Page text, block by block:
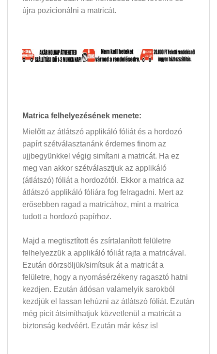
újra pozicionálni a matricát.
Matrica felhelyezésének menete:
Mielőtt az átlátszó applikáló fóliát és a hordozó
papírt szétválasztanánk érdemes finom az
ujjbegyünkkel végig simítani a matricát. Ha ez
meg van akkor szétválasztjuk az applikáló
(átlátszó) fóliát a hordozótól. Ekkor a matrica az
átlátszó applikáló fóliára fog felragadni. Mert az
erősebben ragad a matricához, mint a matrica
tudott a hordozó papírhoz.
Majd a megtisztított és zsírtalanított felületre
felhelyezzük a applikáló fóliát rajta a matricával.
Ezután dörzsöljük/simítsuk át a matricát a
felületre, hogy a nyomásérzékeny ragasztó hatni
kezdjen. Ezután átlósan valamelyik sarokból
kezdjük el lassan lehúzni az átlátszó fóliát. Ezután
még picit átsimíthatjuk közvetlenül a matricát a
biztonság kedvéért. Ezután már kész is!